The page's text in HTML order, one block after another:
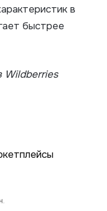
в
быстрее
Wildberries